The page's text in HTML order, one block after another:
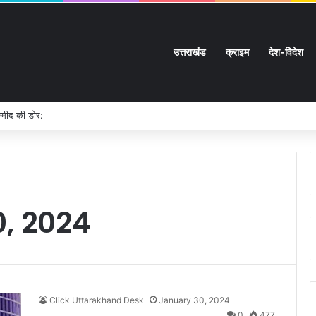
उत्तराखंड क्राइम देश-विदेश
की डोर:
2024
Click Uttarakhand Desk
January 30, 2024